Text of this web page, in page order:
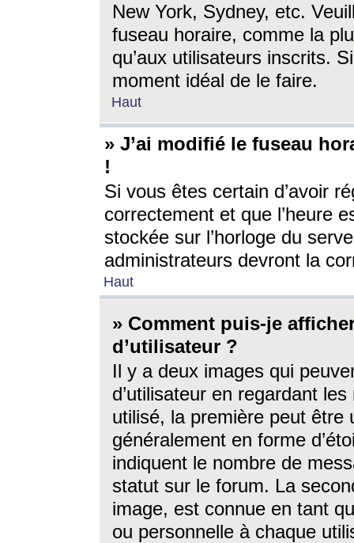
New York, Sydney, etc.
fuseau horaire, comme la
qu’aux utilisateurs inscrits.
moment idéal de le faire.
Haut
» J’ai modifié le fuseau
!
Si vous êtes certain d’avoir
correctement et que l’heure
stockée sur l’horloge du
administrateurs devront la
Haut
» Comment puis-je
d’utilisateur ?
Il y a deux images qui
d’utilisateur en regardant
utilisé, la première peut être
généralement en forme
indiquent le nombre de
statut sur le forum. La
image, est connue en tant
ou personnelle à chaque